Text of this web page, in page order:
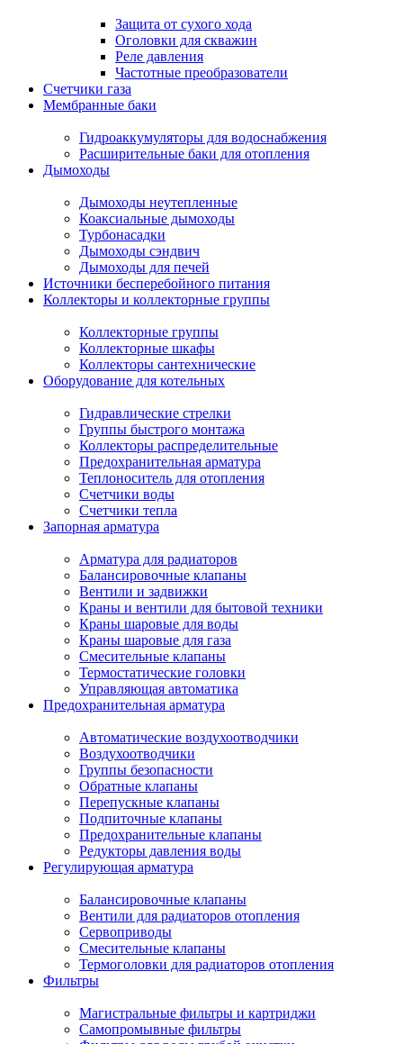
Защита от сухого хода
Оголовки для скважин
Реле давления
Частотные преобразователи
Счетчики газа
Мембранные баки
Гидроаккумуляторы для водоснабжения
Расширительные баки для отопления
Дымоходы
Дымоходы неутепленные
Коаксиальные дымоходы
Турбонасадки
Дымоходы сэндвич
Дымоходы для печей
Источники бесперебойного питания
Коллекторы и коллекторные группы
Коллекторные группы
Коллекторные шкафы
Коллекторы сантехнические
Оборудование для котельных
Гидравлические стрелки
Группы быстрого монтажа
Коллекторы распределительные
Предохранительная арматура
Теплоноситель для отопления
Счетчики воды
Счетчики тепла
Запорная арматура
Арматура для радиаторов
Балансировочные клапаны
Вентили и задвижки
Краны и вентили для бытовой техники
Краны шаровые для воды
Краны шаровые для газа
Смесительные клапаны
Термостатические головки
Управляющая автоматика
Предохранительная арматура
Автоматические воздухоотводчики
Воздухоотводчики
Группы безопасности
Обратные клапаны
Перепускные клапаны
Подпиточные клапаны
Предохранительные клапаны
Редукторы давления воды
Регулирующая арматура
Балансировочные клапаны
Вентили для радиаторов отопления
Сервоприводы
Смесительные клапаны
Термоголовки для радиаторов отопления
Фильтры
Магистральные фильтры и картриджи
Самопромывные фильтры